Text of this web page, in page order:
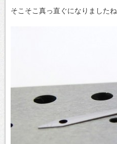
そこそこ真っ直ぐになりましたね